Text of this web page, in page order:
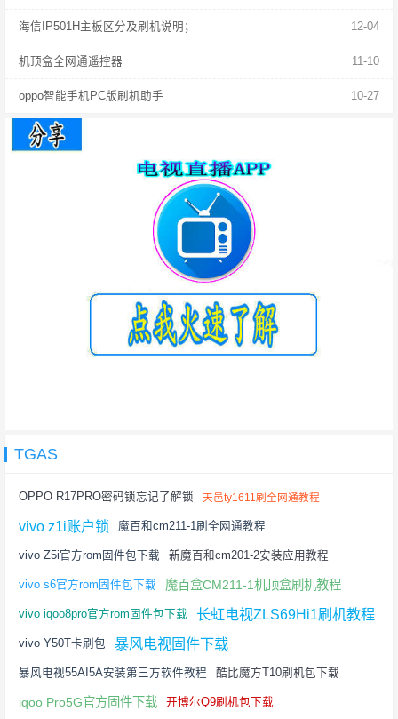
12-04
海信IP501H主板区分及刷机说明；
11-10
机顶盒全网通遥控器
10-27
oppo智能手机PC版刷机助手
TGAS
OPPO R17PRO密码锁忘记了解锁 天邑ty1611刷全网通教程
vivo z1i账户锁 魔百和cm211-1刷全网通教程
vivo Z5i官方rom固件包下载 新魔百和cm201-2安装应用教程
vivo s6官方rom固件包下载 魔百盒CM211-1机顶盒刷机教程
vivo iqoo8pro官方rom固件包下载 长虹电视ZLS69Hi1刷机教程
vivo Y50T卡刷包 暴风电视固件下载
暴风电视55AI5A安装第三方软件教程 酷比魔方T10刷机包下载
iqoo Pro5G官方固件下载 开博尔Q9刷机包下载